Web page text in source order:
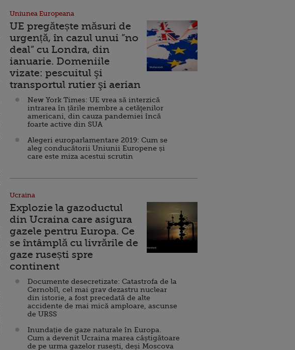
Uniunea Europeana
UE pregătește măsuri de
urgență, în cazul unui ”no
deal” cu Londra, din
ianuarie. Domeniile
vizate: pescuitul şi
transportul rutier şi aerian
New York Times: UE vrea să interzică
intrarea în țările membre a cetăţenilor
americani, din cauza pandemiei încă
foarte active din SUA
Alegeri europarlamentare 2019: Cum se
aleg conducătorii Uniunii Europene și
care este miza acestui scrutin
Ucraina
Explozie la gazoductul
din Ucraina care asigura
gazele pentru Europa. Ce
se întâmplă cu livrările de
gaze rusești spre
continent
Documente desecretizate: Catastrofa de la
Cernobîl, cel mai grav dezastru nuclear
din istorie, a fost precedată de alte
accidente de mai mică amploare, ascunse
de URSS
Inundație de gaze naturale în Europa.
Cum a devenit Ucraina marea câștigătoare
de pe urma gazelor rusești, deși Moscova